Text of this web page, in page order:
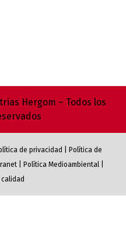
Hergom – Todos los
de privacidad
Política de
| Política Medioambiental|